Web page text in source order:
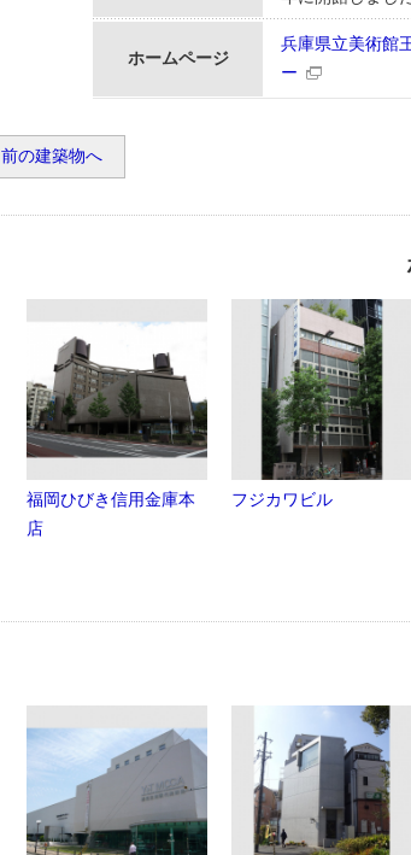
ホームページ
兵庫県立美術館
ー
前の建築物へ
福岡ひびき信用金庫本
店
フジカワビル